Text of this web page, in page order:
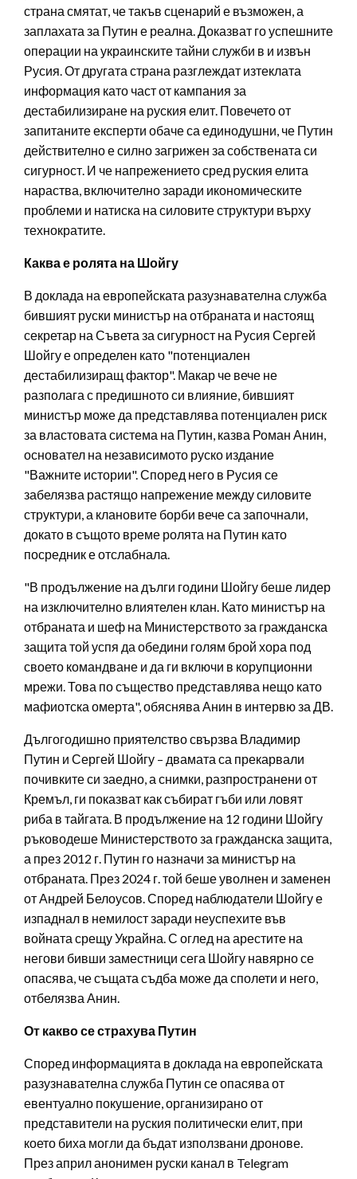
страна смятат, че такъв сценарий е възможен, а
заплахата за Путин е реална. Доказват го успешните
операции на украинските тайни служби в и извън
Русия. От другата страна разглеждат изтеклата
информация като част от кампания за
дестабилизиране на руския елит. Повечето от
запитаните експерти обаче са единодушни, че Путин
действително е силно загрижен за собствената си
сигурност. И че напрежението сред руския елита
нараства, включително заради икономическите
проблеми и натиска на силовите структури върху
технократите.
Каква е ролята на Шойгу
В доклада на европейската разузнавателна служба
бившият руски министър на отбраната и настоящ
секретар на Съвета за сигурност на Русия Сергей
Шойгу е определен като "потенциален
дестабилизиращ фактор". Макар че вече не
разполага с предишното си влияние, бившият
министър може да представлява потенциален риск
за властовата система на Путин, казва Роман Анин,
основател на независимото руско издание
"Важните истории". Според него в Русия се
забелязва растящо напрежение между силовите
структури, а клановите борби вече са започнали,
докато в същото време ролята на Путин като
посредник е отслабнала.
"В продължение на дълги години Шойгу беше лидер
на изключително влиятелен клан. Като министър на
отбраната и шеф на Министерството за гражданска
защита той успя да обедини голям брой хора под
своето командване и да ги включи в корупционни
мрежи. Това по същество представлява нещо като
мафиотска омерта", обяснява Анин в интервю за ДВ.
Дългогодишно приятелство свързва Владимир
Путин и Сергей Шойгу – двамата са прекарвали
почивките си заедно, а снимки, разпространени от
Кремъл, ги показват как събират гъби или ловят
риба в тайгата. В продължение на 12 години Шойгу
ръководеше Министерството за гражданска защита,
а през 2012 г. Путин го назначи за министър на
отбраната. През 2024 г. той беше уволнен и заменен
от Андрей Белоусов. Според наблюдатели Шойгу е
изпаднал в немилост заради неуспехите във
войната срещу Украйна. С оглед на арестите на
негови бивши заместници сега Шойгу навярно се
опасява, че същата съдба може да сполети и него,
отбелязва Анин.
От какво се страхува Путин
Според информацията в доклада на европейската
разузнавателна служба Путин се опасява от
евентуално покушение, организирано от
представители на руския политически елит, при
което биха могли да бъдат използвани дронове.
През април анонимен руски канал в Telegram